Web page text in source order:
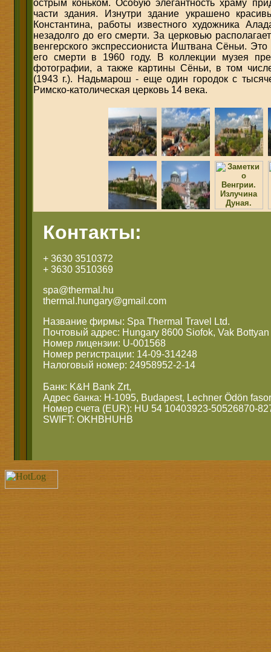
острым коньком. Особую элегантность храму
части здания. Изнутри здание украшено
Константина, работы известного художника
незадолго до его смерти. За церковью
венгерского экспрессиониста Иштвана Сёньи.
его смерти в 1960 году. В коллекции музея
фотографии, а также картины Сёньи, в том
(1943 г.). Надьмарош - еще один городок с
Римско-католическая церковь 14 века.
Контакты:
+ 3630 3510372
+ 3630 3510369
spa@thermal.hu
thermal.hungary@gmail.com
Название фирмы: Spa Thermal Travel Ltd.
Почтовый адрес: Hungary 8600 Siofok, Vak Bottyan
Номер лицензии: U-001568
Номер регистрации: 14-09-314248
Налоговый номер: 24958952-2-14
Банк: K&H Bank Zrt,
Адрес банка: H-1095, Budapest, Lechner Ödön
Номер счета (EUR): HU 54 10403923-50526870-
SWIFT: OKHBHUHB